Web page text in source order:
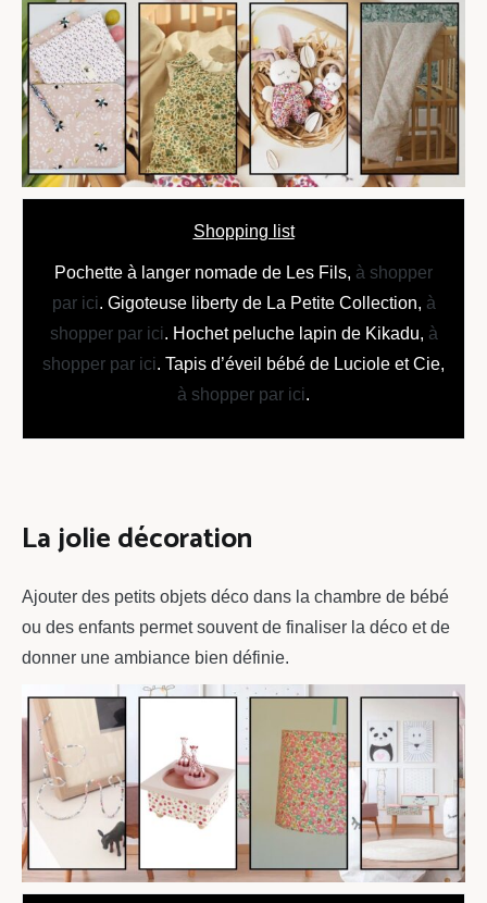
Shopping list
Pochette à langer nomade de Les Fils, à shopper
par ici. Gigoteuse liberty de La Petite Collection, à
shopper par ici. Hochet peluche lapin de Kikadu, à
shopper par ici. Tapis d’éveil bébé de Luciole et Cie,
à shopper par ici.
La jolie décoration
Ajouter des petits objets déco dans la chambre de bébé
ou des enfants permet souvent de finaliser la déco et de
donner une ambiance bien définie.